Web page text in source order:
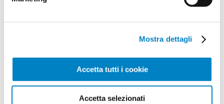
Mostra dettagli
Accetta tutti i cookie
Accetta selezionati
Riepilogo ordine:
Quantità:
100
Tempi di consegna:10 gg lavorativi